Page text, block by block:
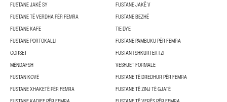
FUSTANE JAKË SY
FUSTANE JAKË V
FUSTANE TË VERDHA PËR FEMRA
FUSTANE BEZHË
FUSTANE KAFE
TIE DYE
FUSTANE PORTOKALLI
FUSTANE PAMBUKU PËR FEMRA
CORSET
FUSTAN I SHKURTËR I ZI
MËNDAFSH
VESHJET FORMALE
FUSTAN KOVË
FUSTANE TË DREDHUR PËR FEMRA
FUSTANE XHAKETË PËR FEMRA
FUSTANE TË ZINJ TË GJATË